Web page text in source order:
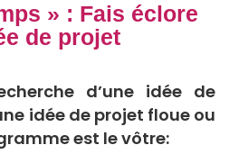
» : Fais éclore
de projet
d’une idée de
idée de projet floue ou
est le vôtre: